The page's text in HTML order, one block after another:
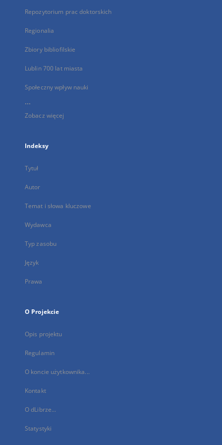
Repozytorium prac doktorskich
Regionalia
Zbiory bibliofilskie
Lublin 700 lat miasta
Społeczny wpływ nauki
...
Zobacz więcej
Indeksy
Tytuł
Autor
Temat i słowa kluczowe
Wydawca
Typ zasobu
Język
Prawa
O Projekcie
Opis projektu
Regulamin
O koncie użytkownika...
Kontakt
O dLibrze...
Statystyki